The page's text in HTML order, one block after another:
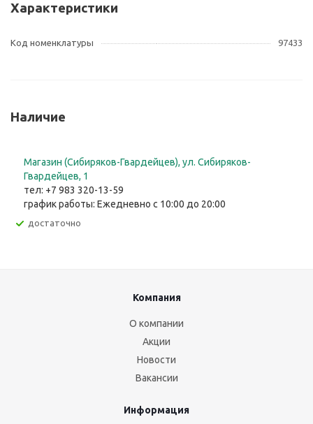
Характеристики
Код номенклатуры 97433
Наличие
Магазин (Сибиряков-Гвардейцев), ул. Сибиряков-
Гвардейцев, 1
тел: +7 983 320-13-59
график работы: Ежедневно с 10:00 до 20:00
Достаточно
Компания
О компании
Акции
Новости
Вакансии
Информация